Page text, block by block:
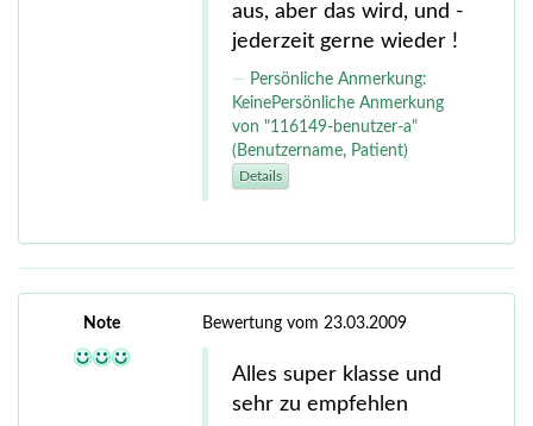
aus, aber das wird, und -
jederzeit gerne wieder !
Persönliche Anmerkung:
KeinePersönliche Anmerkung
von "116149-benutzer-a"
(Benutzername, Patient)
Details
Note Bewertung vom 23.03.2009
Alles super klasse und
sehr zu empfehlen